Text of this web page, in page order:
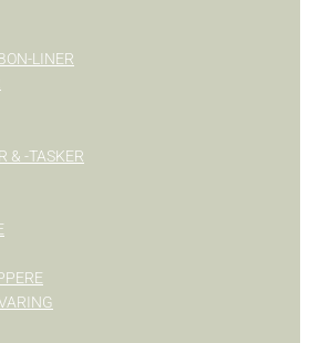
LINER
& -TASKER